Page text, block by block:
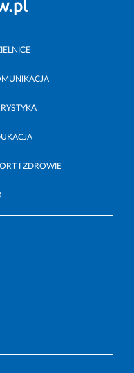
I ZDROWIE